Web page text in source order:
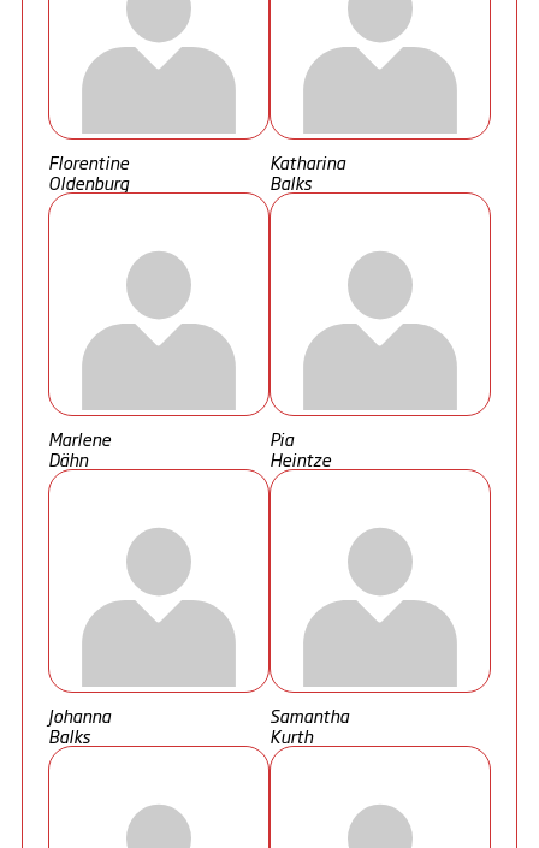
Florentine
Oldenburg
Katharina
Balks
Marlene
Dähn
Pia
Heintze
Johanna
Balks
Samantha
Kurth